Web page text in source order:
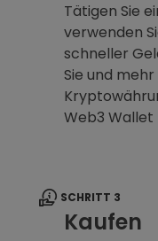
Tätigen Sie
verwenden
schneller
Sie und
Web3 Wallet
SCHRITT 3
Kaufen